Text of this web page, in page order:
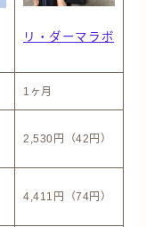
リ・ダーマラボ
1 ヶ月
2,530円（42円）
4,411円（74円）